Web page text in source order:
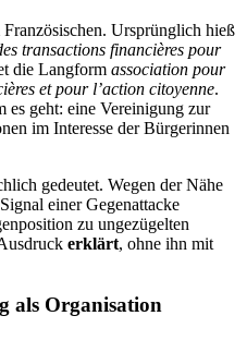
Ursprünglich hieß
transactions financières pour
die Langform association pour
et pour l’action citoyenne.
es geht: eine Vereinigung zur
im Interesse der Bürgerinnen
gedeutet. Wegen der Nähe
einer Gegenattacke
zu ungezügelten
erklärt, ohne ihn mit
als Organisation